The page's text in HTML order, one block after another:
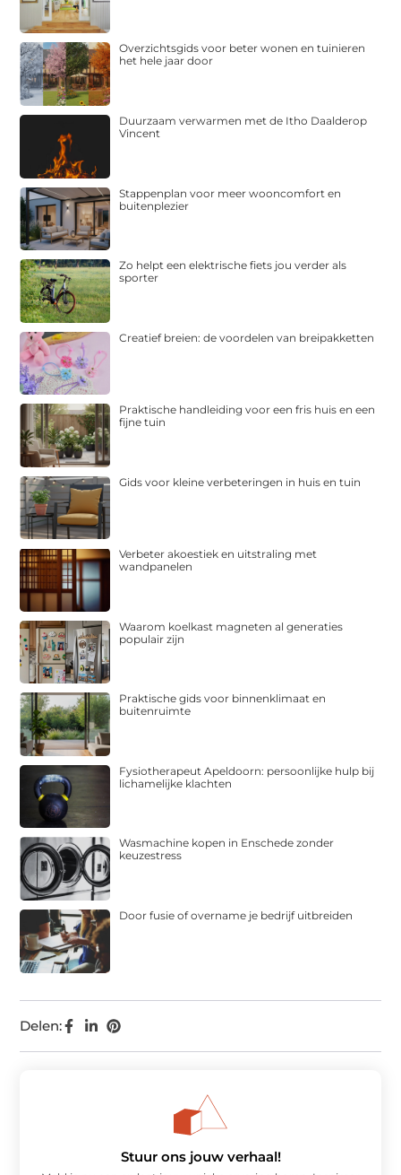
Delen:
Overzichtsgids voor beter wonen en tuinieren
het hele jaar door
Duurzaam verwarmen met de Itho Daalderop
Vincent
Stappenplan voor meer wooncomfort en
buitenplezier
Zo helpt een elektrische fiets jou verder als
sporter
Creatief breien: de voordelen van breipakketten
Praktische handleiding voor een fris huis en een
fijne tuin
Gids voor kleine verbeteringen in huis en tuin
Verbeter akoestiek en uitstraling met
wandpanelen
Waarom koelkast magneten al generaties
populair zijn
Praktische gids voor binnenklimaat en
buitenruimte
Fysiotherapeut Apeldoorn: persoonlijke hulp bij
lichamelijke klachten
Wasmachine kopen in Enschede zonder
keuzestress
Door fusie of overname je bedrijf uitbreiden
Stuur ons jouw verhaal!